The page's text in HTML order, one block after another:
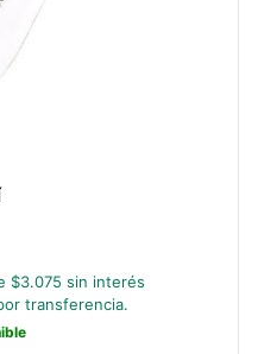
$3.075 sin interés
transferencia.